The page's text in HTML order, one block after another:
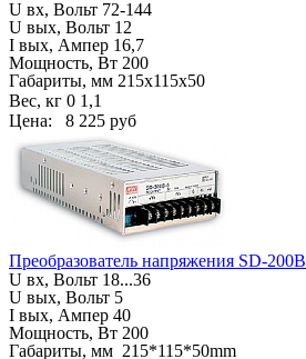
U вх, Вольт 72-144
U вых, Вольт 12
I вых, Ампер 16,7
Мощность, Вт 200
Габариты, мм 215х115х50
Вес, кг 0 1,1
Цена: 8 225 руб
Преобразователь напряжения SD-
U вх, Вольт 18...36
U вых, Вольт 5
I вых, Ампер 40
Мощность, Вт 200
Габариты, мм 215*115*50mm